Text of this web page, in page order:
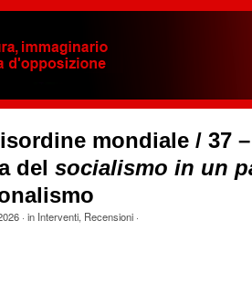
mondiale / 37
del socialismo in un
· in Interventi, Recensioni·